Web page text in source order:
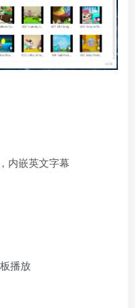
内嵌英文字幕
播放